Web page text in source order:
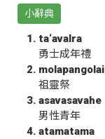
小辭典
ta‘avalra
勇士成年禮
molapangolai
祖靈祭
asavasavahe
男性青年
atamatama